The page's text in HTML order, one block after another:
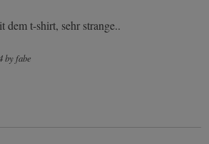
dem t-shirt, sehr strange..
by fabe